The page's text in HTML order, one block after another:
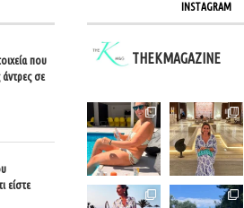
που
σε
είστε
INSTAGRAM
THEKMAGAZINE